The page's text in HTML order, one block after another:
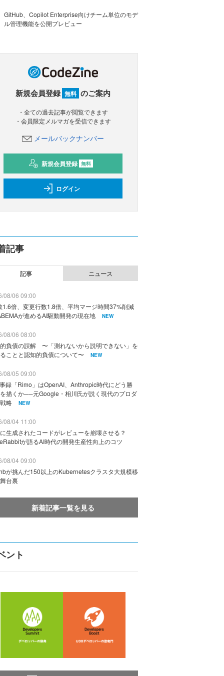
GitHub、Copilot Enterprise向けチーム単位のモデ
ル管理機能を公開プレビュー
新規会員登録 無料 のご案内
・全ての過去記事が閲覧できます
・会員限定メルマガを受信できます
メールバックナンバー
新規会員登録 無料
ログイン
記事
記事 ニュース
08/06 09:00
1.6倍、変更行数1.8倍、平均マージ時間37%削減
が進めるAI駆動開発の現在地
NEW
08/06 08:00
負債の誤解 〜「測れないから説明できない」を
ことと認知的負債について〜
NEW
08/05 09:00
録「Rimo」はOpenAI、Anthropic時代にどう勝
描くか──元Google・相川氏が説く現代のプロダ
略
NEW
08/04 11:00
生成されたコードがレビューを崩壊させる？
が語るAI時代の開発生産性向上のコツ
08/04 09:00
が挑んだ150以上のKubernetesクラスタ大規模移
台裏
新着記事一覧を見る
ント